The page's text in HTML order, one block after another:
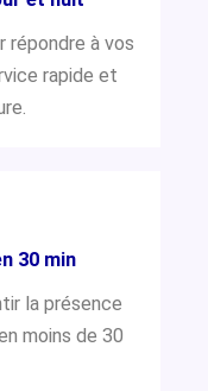
répondre à vos
rapide et
30 min
la présence
moins de 30